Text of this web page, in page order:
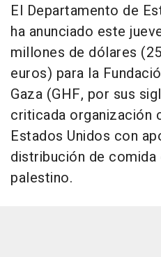
El Departamento de
ha anunciado este
millones de dólares
euros) para la
Gaza (GHF, por sus
criticada organización
Estados Unidos con
distribución de comida
palestino.